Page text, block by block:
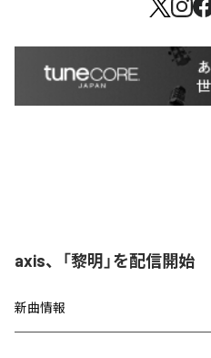
axis、「黎明」を配信開始
新曲情報